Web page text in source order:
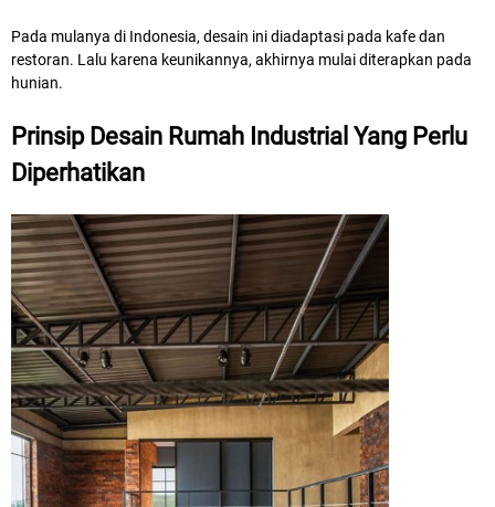
Pada mulanya di Indonesia, desain ini diadaptasi pada kafe dan
restoran. Lalu karena keunikannya, akhirnya mulai diterapkan pada
hunian.
Prinsip Desain Rumah Industrial Yang Perlu
Diperhatikan